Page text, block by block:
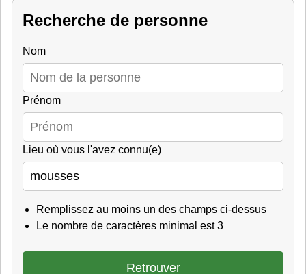
Recherche de personne
Nom
Prénom
Lieu où vous l'avez connu(e)
Remplissez au moins un des champs ci-dessus
Le nombre de caractères minimal est 3